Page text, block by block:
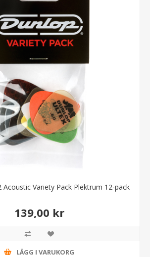
Acoustic Variety Pack Plektrum 12-pack
139,00 kr
LÄGG I VARUKORG